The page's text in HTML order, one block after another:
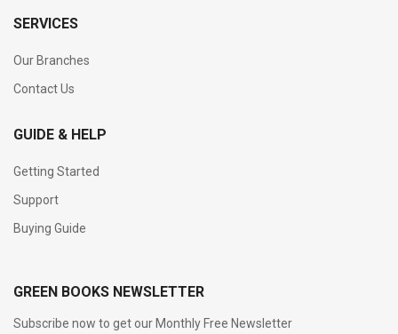
SERVICES
Our Branches
Contact Us
GUIDE & HELP
Getting Started
Support
Buying Guide
GREEN BOOKS NEWSLETTER
Subscribe now to get our Monthly Free Newsletter